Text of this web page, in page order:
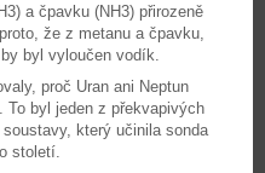
a čpavku (NH3) přirozeně
že z metanu a čpavku,
byl vyloučen vodík.
proč Uran ani Neptun
To byl jeden z překvapivých
který učinila sonda
století.